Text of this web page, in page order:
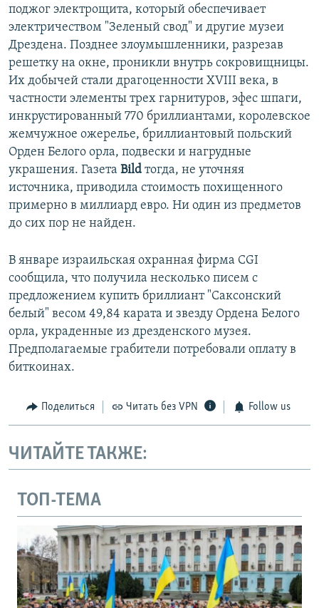
поджог электрощита, который обеспечивает
электричеством "Зеленый свод" и другие музеи
Дрездена. Позднее злоумышленники, разрезав
решетку на окне, проникли внутрь сокровищницы.
Их добычей стали драгоценности XVIII века, в
частности элементы трех гарнитуров, эфес шпаги,
инкрустированный 770 бриллиантами, королевское
жемчужное ожерелье, бриллиантовый польский
Орден Белого орла, подвески и нагрудные
украшения. Газета Bild тогда, не уточняя
источника, приводила стоимость похищенного
примерно в миллиард евро. Ни один из предметов
до сих пор не найден.
В январе израильская охранная фирма CGI
сообщила, что получила несколько писем с
предложением купить бриллиант "Саксонский
белый" весом 49,84 карата и звезду Ордена Белого
орла, украденные из дрезденского музея.
Предполагаемые грабители потребовали оплату в
биткоинах.
Поделиться Читать без VPN Follow us
ЧИТАЙТЕ ТАКЖЕ:
ТОП-ТЕМА